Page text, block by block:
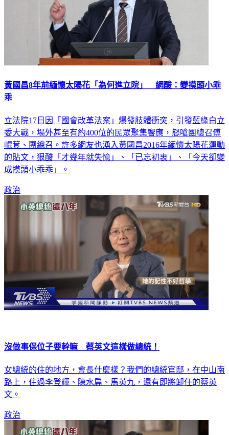
黃國昌8年前緬懷太陽花「為何進立院」 網酸：變摸頭小乖
乖
立法院17日因「國會改革法案」爆發肢體衝突，引發藍綠白立
委大戰，場外甚至有約400位的民眾聚集響應，怒嗆團總召傅
崐萁、團總召。許多網友也湧入黃國昌2016年緬懷太陽花運動
的貼文，狠酸「才幾年就失憶」、「已忘初衷」、「今天卻變
成摸頭小乖乖」。
政治
沒做事保位子要幹嘛 蔡英文這樣做總統！
女總統的住的地方，會長什麼樣？我們的總統官邸，在中山南
路上，住過李登輝、陳水扁、馬英九，還有即將卸任的蔡英
文。
政治